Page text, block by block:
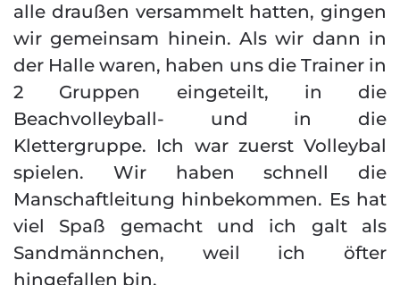
alle draußen versammelt hatten, gingen
wir gemeinsam hinein. Als wir dann in
der Halle waren, haben uns die Trainer in
2 Gruppen eingeteilt, in die
Beachvolleyball- und in die
Klettergruppe. Ich war zuerst Volleybal
spielen. Wir haben schnell die
Manschaftleitung hinbekommen. Es hat
viel Spaß gemacht und ich galt als
Sandmännchen, weil ich öfter
hingefallen bin.